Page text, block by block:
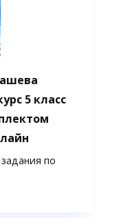
5 класс
по